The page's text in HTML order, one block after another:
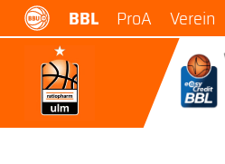
BBL ProA Verein